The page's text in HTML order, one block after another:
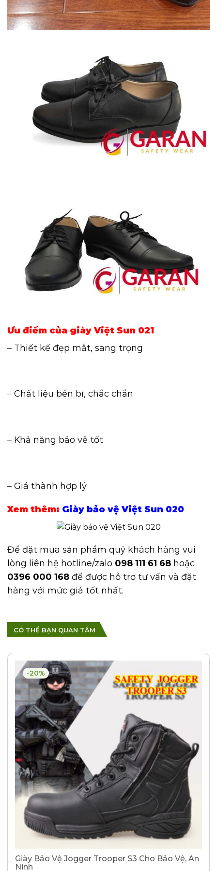
Ưu điểm của giày Việt Sun 021
– Thiết kế đẹp mắt, sang trọng
– Chất liệu bền bỉ, chắc chắn
– Khả năng bảo vệ tốt
– Giá thành hợp lý
Xem thêm: Giày bảo vệ Việt Sun 020
Để đặt mua sản phẩm quý khách hàng vui
lòng liên hệ hotline/zalo 098 111 61 68 hoặc
0396 000 168 để được hỗ trợ tư vấn và đặt
hàng với mức giá tốt nhất.
CÓ THỂ BẠN QUAN TÂM
-20%
Giày Bảo Vệ Jogger Trooper S3 Cho Bảo Vệ, An
Ninh